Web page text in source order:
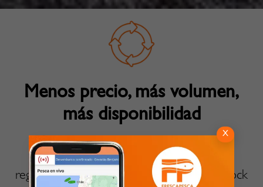
X
Menos precio, más volumen,
más disponibilidad
Garantizamos volúmenes, continuidad y
regularidad en las entregas, asegurando stock